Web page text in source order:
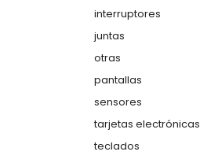
interruptores
juntas
otras
pantallas
sensores
tarjetas electrónicas
teclados